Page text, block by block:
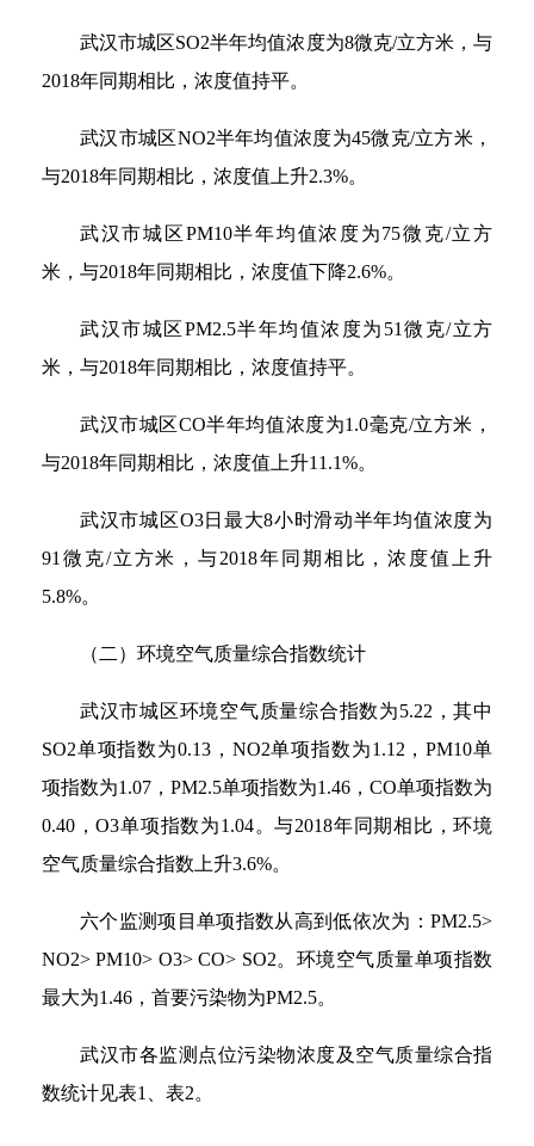
武汉市城区SO2半年均值浓度为8微克/立方米，与
2018年同期相比，浓度值持平。
武汉市城区NO2半年均值浓度为45微克/立方米，
与2018年同期相比，浓度值上升2.3%。
武汉市城区PM10半年均值浓度为75微克/立方
米，与2018年同期相比，浓度值下降2.6%。
武汉市城区PM2.5半年均值浓度为51微克/立方
米，与2018年同期相比，浓度值持平。
武汉市城区CO半年均值浓度为1.0毫克/立方米，
与2018年同期相比，浓度值上升11.1%。
武汉市城区O3日最大8小时滑动半年均值浓度为
91微克/立方米，与2018年同期相比，浓度值上升
5.8%。
（二）环境空气质量综合指数统计
武汉市城区环境空气质量综合指数为5.22，其中
SO2单项指数为0.13，NO2单项指数为1.12，PM10单
项指数为1.07，PM2.5单项指数为1.46，CO单项指数为
0.40，O3单项指数为1.04。与2018年同期相比，环境
空气质量综合指数上升3.6%。
六个监测项目单项指数从高到低依次为：PM2.5>
NO2> PM10> O3> CO> SO2。环境空气质量单项指数
最大为1.46，首要污染物为PM2.5。
武汉市各监测点位污染物浓度及空气质量综合指
数统计见表1、表2。